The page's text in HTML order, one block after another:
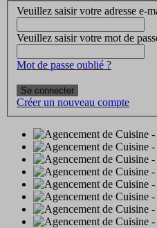
Veuillez saisir votre adresse e-
Veuillez saisir votre mot de
Mot de passe oublié ?
Se connecter
Créer un nouveau compte